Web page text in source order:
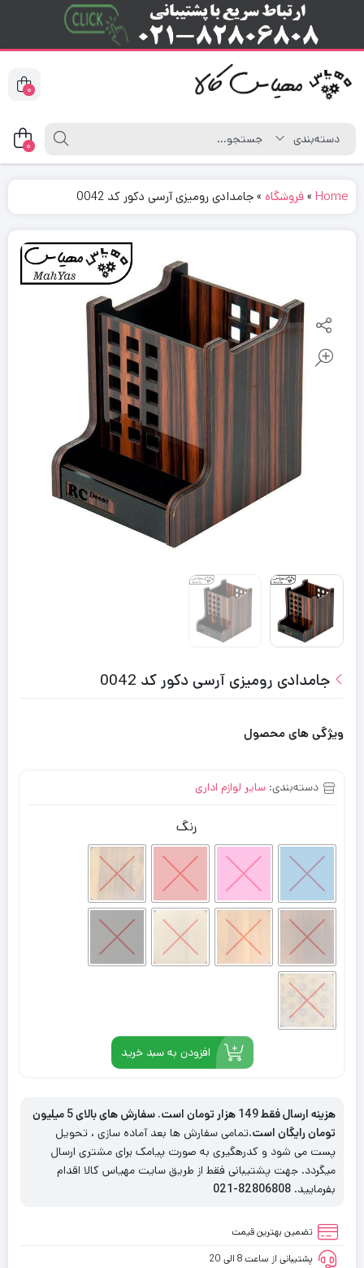
0
0
Home
»فروشگاه »جامدادی رومیزی آرسی دکور کد 0042
جامدادی رومیزی آرسی دکور کد 0042
ویژگی های محصول
دسته‌بندی: سایر لوازم اداری
رنگ
افزودن به سبد خرید
هزینه ارسال فقط 149 هزار تومان است. سفارش های بالای 5 میلیون
تومان رایگان است.تمامی سفارش ها بعد آماده سازی ، تحویل
پست می شود و کدرهگیری به صورت پیامک برای مشتری ارسال
میگردد. جهت پشتیبانی فقط از طریق سایت مهیاس کالا اقدام
بفرمایید. 82806808-021
تضمین بهترین قیمت
پشتیبانی از ساعت 8 الی 20